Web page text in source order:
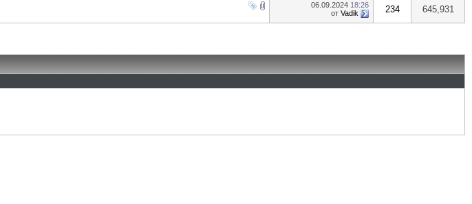
06.09.2024 18:26
от Vadik 234 645,931